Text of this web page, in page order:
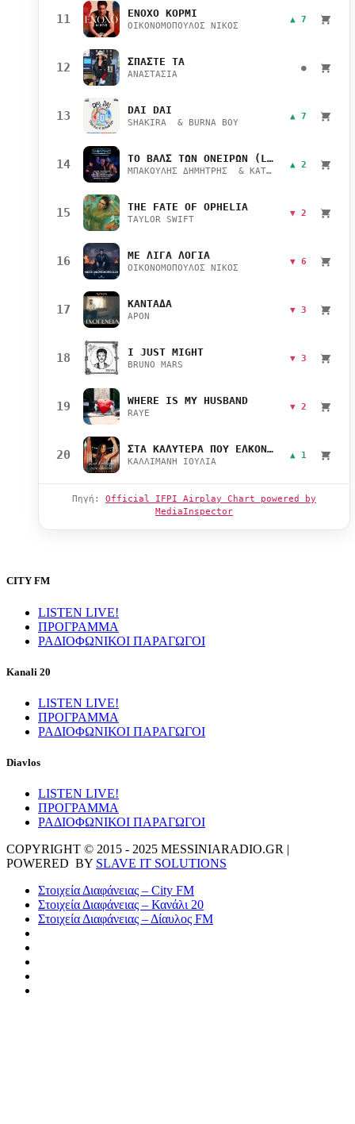
11 ΕΝΟΧΟ ΚΟΡΜΙ
ΟΙΚΟΝΟΜΟΠΟΥΛΟΣ ΝΙΚΟΣ
▲ 7
12 ΣΠΑΣΤΕ ΤΑ
ΑΝΑΣΤΑΣΙΑ
●
13 DAI DAI
SHAKIRA & BURNA BOY
▲ 7
14 ΤΟ ΒΑΛΣ ΤΩΝ ΟΝΕΙΡΩΝ (LIVE)
ΜΠΑΚΟΥΛΗΣ ΔΗΜΗΤΡΗΣ & ΚΑΤΣΙΜΙΧΑ ΜΑΡΙΑΝΑ
▲ 2
15 THE FATE OF OPHELIA
TAYLOR SWIFT
▼ 2
16 ΜΕ ΛΙΓΑ ΛΟΓΙΑ
ΟΙΚΟΝΟΜΟΠΟΥΛΟΣ ΝΙΚΟΣ
▼ 6
17 ΚΑΝΤΑΔΑ
APON
▼ 3
18 I JUST MIGHT
BRUNO MARS
▼ 3
19 WHERE IS MY HUSBAND
RAYE
▼ 2
20 ΣΤΑ ΚΑΛΥΤΕΡΑ ΠΟΥ ΕΛΚΟΝΤΑΙ
ΚΑΛΛΙΜΑΝΗ ΙΟΥΛΙΑ
▲ 1
Πηγή: Official IFPI Airplay Chart powered by
MediaInspector
CITY FM
LISTEN LIVE!
ΠΡΟΓΡΑΜΜΑ
ΡΑΔΙΟΦΩΝΙΚΟΙ ΠΑΡΑΓΩΓΟΙ
Kanali 20
LISTEN LIVE!
ΠΡΟΓΡΑΜΜΑ
ΡΑΔΙΟΦΩΝΙΚΟΙ ΠΑΡΑΓΩΓΟΙ
Diavlos
LISTEN LIVE!
ΠΡΟΓΡΑΜΜΑ
ΡΑΔΙΟΦΩΝΙΚΟΙ ΠΑΡΑΓΩΓΟΙ
COPYRIGHT © 2015 - 2025 MESSINIARADIO.GR |
POWERED BY SLAVE IT SOLUTIONS
Στοιχεία Διαφάνειας – City FM
Στοιχεία Διαφάνειας – Κανάλι 20
Στοιχεία Διαφάνειας – Δίαυλος FM